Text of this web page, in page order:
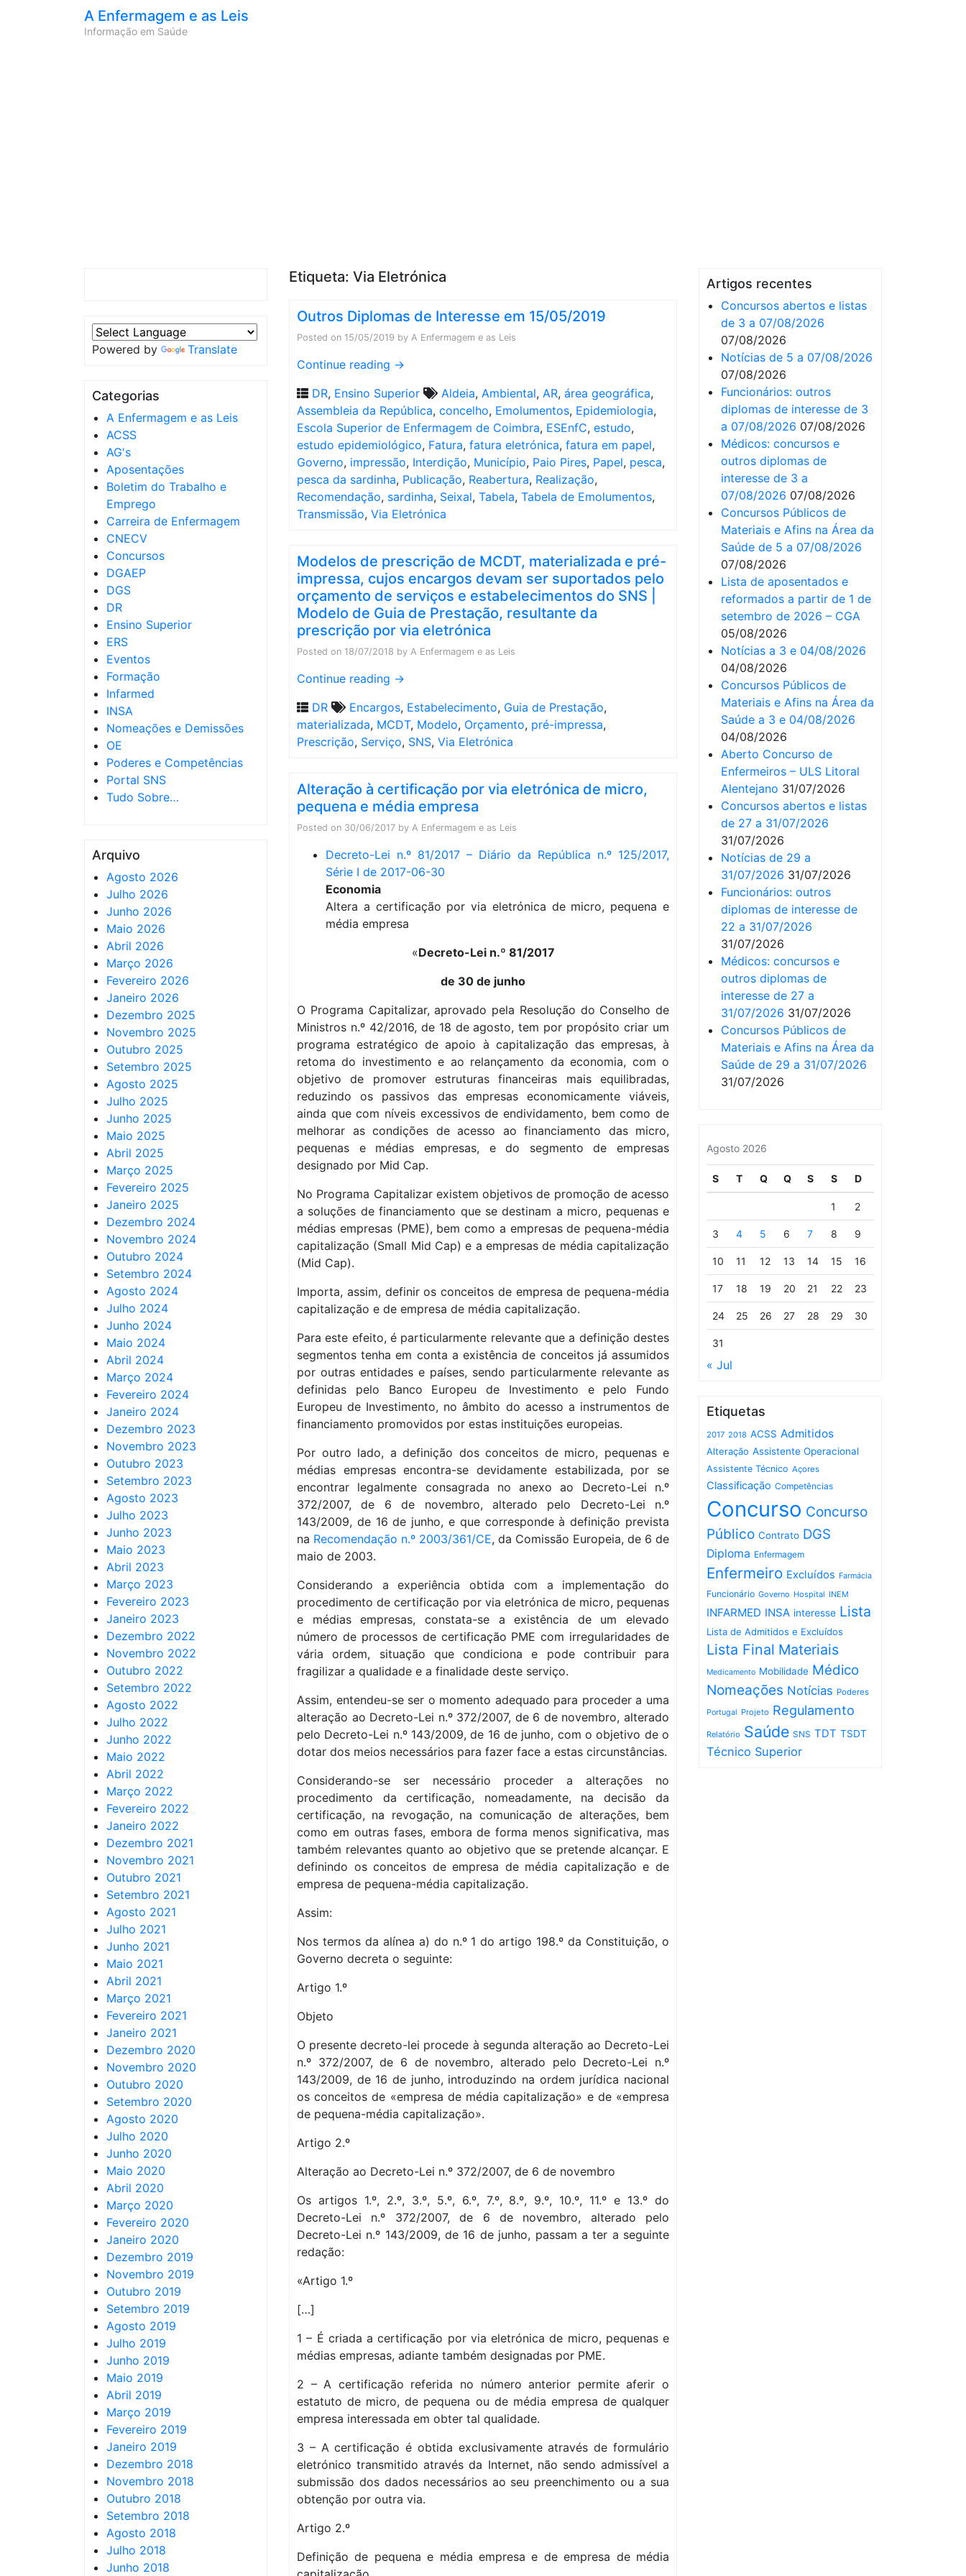
A Enfermagem e as Leis
Informação em Saúde
Powered by Translate
Categorias
A Enfermagem e as Leis
ACSS
AG's
Aposentações
Boletim do Trabalho e
Emprego
Carreira de Enfermagem
CNECV
Concursos
DGAEP
DGS
DR
Ensino Superior
ERS
Eventos
Formação
Infarmed
INSA
Nomeações e Demissões
OE
Poderes e Competências
Portal SNS
Tudo Sobre…
Arquivo
Agosto 2026
Julho 2026
Junho 2026
Maio 2026
Abril 2026
Março 2026
Fevereiro 2026
Janeiro 2026
Dezembro 2025
Novembro 2025
Outubro 2025
Setembro 2025
Agosto 2025
Julho 2025
Junho 2025
Maio 2025
Abril 2025
Março 2025
Fevereiro 2025
Janeiro 2025
Dezembro 2024
Novembro 2024
Outubro 2024
Setembro 2024
Agosto 2024
Julho 2024
Junho 2024
Maio 2024
Abril 2024
Março 2024
Fevereiro 2024
Janeiro 2024
Dezembro 2023
Novembro 2023
Outubro 2023
Setembro 2023
Agosto 2023
Julho 2023
Junho 2023
Maio 2023
Abril 2023
Março 2023
Fevereiro 2023
Janeiro 2023
Dezembro 2022
Novembro 2022
Outubro 2022
Setembro 2022
Agosto 2022
Julho 2022
Junho 2022
Maio 2022
Abril 2022
Março 2022
Fevereiro 2022
Janeiro 2022
Dezembro 2021
Novembro 2021
Outubro 2021
Setembro 2021
Agosto 2021
Julho 2021
Junho 2021
Maio 2021
Abril 2021
Março 2021
Fevereiro 2021
Janeiro 2021
Dezembro 2020
Novembro 2020
Outubro 2020
Setembro 2020
Agosto 2020
Julho 2020
Junho 2020
Maio 2020
Abril 2020
Março 2020
Fevereiro 2020
Janeiro 2020
Dezembro 2019
Novembro 2019
Outubro 2019
Setembro 2019
Agosto 2019
Julho 2019
Junho 2019
Maio 2019
Abril 2019
Março 2019
Fevereiro 2019
Janeiro 2019
Dezembro 2018
Novembro 2018
Outubro 2018
Setembro 2018
Agosto 2018
Julho 2018
Junho 2018
Etiqueta: Via Eletrónica
Outros Diplomas de Interesse em 15/05/2019
Posted on 15/05/2019 by A Enfermagem e as Leis
Continue reading →
DR, Ensino Superior Aldeia, Ambiental, AR, área geográfica,
Assembleia da República, concelho, Emolumentos, Epidemiologia,
Escola Superior de Enfermagem de Coimbra, ESEnfC, estudo,
estudo epidemiológico, Fatura, fatura eletrónica, fatura em papel,
Governo, impressão, Interdição, Município, Paio Pires, Papel, pesca,
pesca da sardinha, Publicação, Reabertura, Realização,
Recomendação, sardinha, Seixal, Tabela, Tabela de Emolumentos,
Transmissão, Via Eletrónica
Modelos de prescrição de MCDT, materializada e pré-
impressa, cujos encargos devam ser suportados pelo
orçamento de serviços e estabelecimentos do SNS |
Modelo de Guia de Prestação, resultante da
prescrição por via eletrónica
Posted on 18/07/2018 by A Enfermagem e as Leis
Continue reading →
DR
Encargos, Estabelecimento, Guia de Prestação,
materializada, MCDT, Modelo, Orçamento, pré-impressa,
Prescrição, Serviço, SNS, Via Eletrónica
Alteração à certificação por via eletrónica de micro,
pequena e média empresa
Posted on 30/06/2017 by A Enfermagem e as Leis
Decreto-Lei n.º 81/2017 – Diário da República n.º 125/2017,
Série I de 2017-06-30
Economia
Altera a certificação por via eletrónica de micro, pequena e
média empresa
«Decreto-Lei n.º 81/2017
de 30 de junho
O Programa Capitalizar, aprovado pela Resolução do Conselho de
Ministros n.º 42/2016, de 18 de agosto, tem por propósito criar um
programa estratégico de apoio à capitalização das empresas, à
retoma do investimento e ao relançamento da economia, com o
objetivo de promover estruturas financeiras mais equilibradas,
reduzindo os passivos das empresas economicamente viáveis,
ainda que com níveis excessivos de endividamento, bem como de
melhorar as condições de acesso ao financiamento das micro,
pequenas e médias empresas, e do segmento de empresas
designado por Mid Cap.
No Programa Capitalizar existem objetivos de promoção de acesso
a soluções de financiamento que se destinam a micro, pequenas e
médias empresas (PME), bem como a empresas de pequena-média
capitalização (Small Mid Cap) e a empresas de média capitalização
(Mid Cap).
Importa, assim, definir os conceitos de empresa de pequena-média
capitalização e de empresa de média capitalização.
Para este efeito, é particularmente relevante que a definição destes
segmentos tenha em conta a existência de conceitos já assumidos
por outras entidades e países, sendo particularmente relevante as
definidas pelo Banco Europeu de Investimento e pelo Fundo
Europeu de Investimento, no âmbito do acesso a instrumentos de
financiamento promovidos por estas instituições europeias.
Por outro lado, a definição dos conceitos de micro, pequenas e
médias empresas encontra-se devidamente estabilizada, por se
encontrar legalmente consagrada no anexo ao Decreto-Lei n.º
372/2007, de 6 de novembro, alterado pelo Decreto-Lei n.º
143/2009, de 16 de junho, e que corresponde à definição prevista
na Recomendação n.º 2003/361/CE, da Comissão Europeia, de 6 de
maio de 2003.
Considerando a experiência obtida com a implementação do
procedimento de certificação por via eletrónica de micro, pequenas
e médias empresas, constata-se a existência de um elevado
número de processos de certificação PME com irregularidades de
vária ordem, situação que condiciona e pode contribuir para
fragilizar a qualidade e a finalidade deste serviço.
Assim, entendeu-se ser o momento adequado para proceder a uma
alteração ao Decreto-Lei n.º 372/2007, de 6 de novembro, alterado
pelo Decreto-Lei n.º 143/2009, de 16 de junho, com o objetivo de o
dotar dos meios necessários para fazer face a estas circunstâncias.
Considerando-se ser necessário proceder a alterações no
procedimento da certificação, nomeadamente, na decisão da
certificação, na revogação, na comunicação de alterações, bem
como em outras fases, embora de forma menos significativa, mas
também relevantes quanto ao objetivo que se pretende alcançar. E
definindo os conceitos de empresa de média capitalização e de
empresa de pequena-média capitalização.
Assim:
Nos termos da alínea a) do n.º 1 do artigo 198.º da Constituição, o
Governo decreta o seguinte:
Artigo 1.º
Objeto
O presente decreto-lei procede à segunda alteração ao Decreto-Lei
n.º 372/2007, de 6 de novembro, alterado pelo Decreto-Lei n.º
143/2009, de 16 de junho, introduzindo na ordem jurídica nacional
os conceitos de «empresa de média capitalização» e de «empresa
de pequena-média capitalização».
Artigo 2.º
Alteração ao Decreto-Lei n.º 372/2007, de 6 de novembro
Os artigos 1.º, 2.º, 3.º, 5.º, 6.º, 7.º, 8.º, 9.º, 10.º, 11.º e 13.º do
Decreto-Lei n.º 372/2007, de 6 de novembro, alterado pelo
Decreto-Lei n.º 143/2009, de 16 de junho, passam a ter a seguinte
redação:
«Artigo 1.º
[…]
1 – É criada a certificação por via eletrónica de micro, pequenas e
médias empresas, adiante também designadas por PME.
2 – A certificação referida no número anterior permite aferir o
estatuto de micro, de pequena ou de média empresa de qualquer
empresa interessada em obter tal qualidade.
3 – A certificação é obtida exclusivamente através de formulário
eletrónico transmitido através da Internet, não sendo admissível a
submissão dos dados necessários ao seu preenchimento ou a sua
obtenção por outra via.
Artigo 2.º
Definição de pequena e média empresa e de empresa de média
Artigos recentes
Concursos abertos e listas
de 3 a 07/08/2026
07/08/2026
Notícias de 5 a 07/08/2026
07/08/2026
Funcionários: outros
diplomas de interesse de 3
a 07/08/2026 07/08/2026
Médicos: concursos e
outros diplomas de
interesse de 3 a
07/08/2026 07/08/2026
Concursos Públicos de
Materiais e Afins na Área da
Saúde de 5 a 07/08/2026
07/08/2026
Lista de aposentados e
reformados a partir de 1 de
setembro de 2026 – CGA
05/08/2026
Notícias a 3 e 04/08/2026
04/08/2026
Concursos Públicos de
Materiais e Afins na Área da
Saúde a 3 e 04/08/2026
04/08/2026
Aberto Concurso de
Enfermeiros – ULS Litoral
Alentejano 31/07/2026
Concursos abertos e listas
de 27 a 31/07/2026
31/07/2026
Notícias de 29 a
31/07/2026 31/07/2026
Funcionários: outros
diplomas de interesse de
22 a 31/07/2026
31/07/2026
Médicos: concursos e
outros diplomas de
interesse de 27 a
31/07/2026 31/07/2026
Concursos Públicos de
Materiais e Afins na Área da
Saúde de 29 a 31/07/2026
31/07/2026
Agosto 2026
S T Q Q S S D
1 2
3 4 5 6 7 8 9
10 11 12 13 14 15 16
17 18 19 20 21 22 23
24 25 26 27 28 29 30
31
« Jul
Etiquetas
2017 2018 ACSS Admitidos
Alteração Assistente Operacional
Assistente Técnico Açores
Classificação Competências
Concurso Concurso
Público Contrato DGS
Diploma Enfermagem
Enfermeiro Excluídos Farmácia
Funcionário Governo Hospital INEM
INFARMED INSA interesse Lista
Lista de Admitidos e Excluídos
Lista Final Materiais
Medicamento Mobilidade Médico
Nomeações Notícias Poderes
Portugal Projeto Regulamento
Relatório Saúde SNS TDT TSDT
Técnico Superior